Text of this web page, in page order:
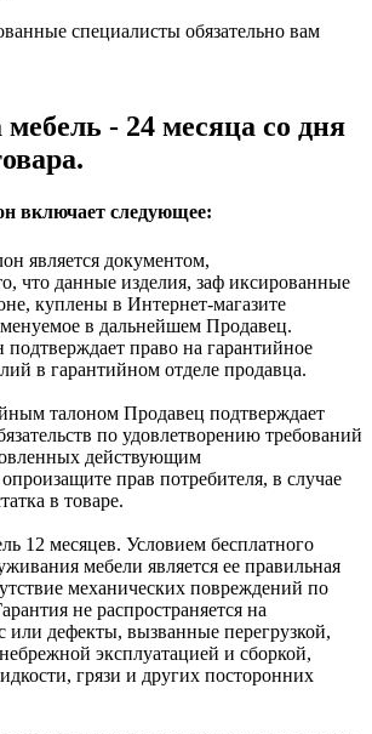
специалисты обязательно вам
- 24 месяца со дня
включает следующее:
является документом,
что данные изделия, заф иксированные
куплены в Интернет-магазите
в дальнейшем Продавец.
право на гарантийное
в гарантийном отделе продавца.
талоном Продавец подтверждает
по удовлетворению требований
действующим
прав потребителя, в случае
в товаре.
12 месяцев. Условием бесплатного
мебели является ее правильная
механических повреждений по
не распространяется на
или дефекты, вызванные перегрузкой,
эксплуатацией и сборкой,
грязи и других посторонних